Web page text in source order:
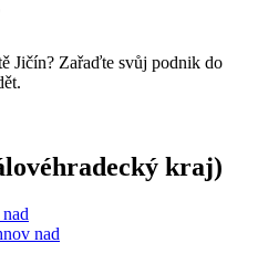
Jičín? Zařaďte svůj podnik do
kraj)
nad